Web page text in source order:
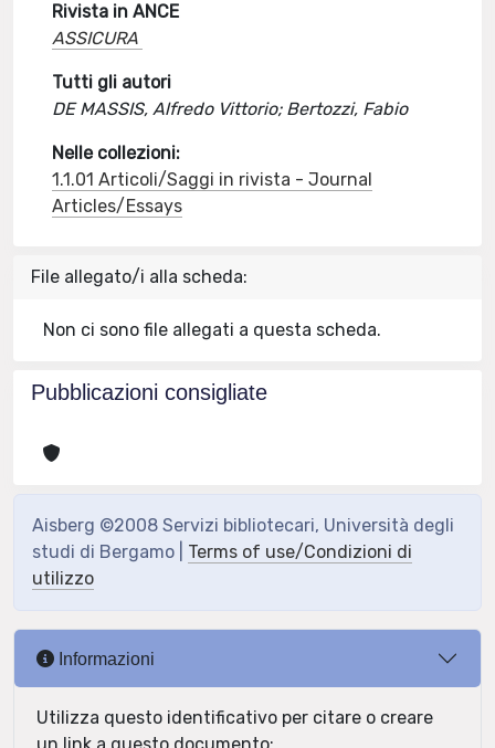
Rivista in ANCE
ASSICURA
Tutti gli autori
DE MASSIS, Alfredo Vittorio; Bertozzi, Fabio
Nelle collezioni:
1.1.01 Articoli/Saggi in rivista - Journal
Articles/Essays
File allegato/i alla scheda:
Non ci sono file allegati a questa scheda.
Pubblicazioni consigliate
Aisberg ©2008 Servizi bibliotecari, Università degli
studi di Bergamo | Terms of use/Condizioni di
utilizzo
Informazioni
Utilizza questo identificativo per citare o creare